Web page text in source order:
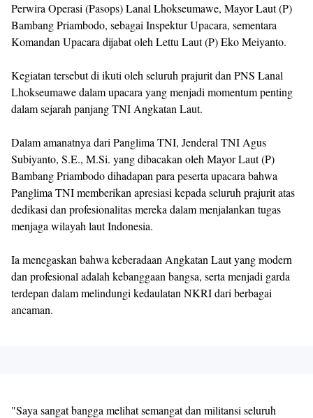
Perwira Operasi (Pasops) Lanal Lhokseumawe, Mayor Laut (P)
Bambang Priambodo, sebagai Inspektur Upacara, sementara
Komandan Upacara dijabat oleh Lettu Laut (P) Eko Meiyanto.
Kegiatan tersebut di ikuti oleh seluruh prajurit dan PNS Lanal
Lhokseumawe dalam upacara yang menjadi momentum penting
dalam sejarah panjang TNI Angkatan Laut.
Dalam amanatnya dari Panglima TNI, Jenderal TNI Agus
Subiyanto, S.E., M.Si. yang dibacakan oleh Mayor Laut (P)
Bambang Priambodo dihadapan para peserta upacara bahwa
Panglima TNI memberikan apresiasi kepada seluruh prajurit atas
dedikasi dan profesionalitas mereka dalam menjalankan tugas
menjaga wilayah laut Indonesia.
Ia menegaskan bahwa keberadaan Angkatan Laut yang modern
dan profesional adalah kebanggaan bangsa, serta menjadi garda
terdepan dalam melindungi kedaulatan NKRI dari berbagai
ancaman.
"Saya sangat bangga melihat semangat dan militansi seluruh